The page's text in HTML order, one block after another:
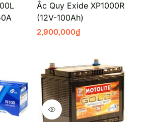
Ắc Quy Exide XP1000R
(12V-100Ah)
2,900,000₫